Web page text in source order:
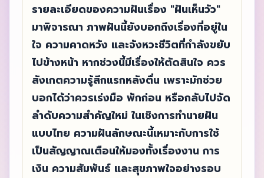
รายละเอียดของความฝันเรื่อง "ฝันเห็นวัว"
มาพิจารณา ภาพฝันนี้ยังบอกถึงเรื่องที่อยู่ใน
ใจ ความคาดหวัง และจังหวะชีวิตที่กำลังขยับ
ไปข้างหน้า หากช่วงนี้มีเรื่องให้ตัดสินใจ ควร
สังเกตความรู้สึกแรกหลังตื่น เพราะมักช่วย
บอกได้ว่าควรเร่งมือ พักก่อน หรือกลับไปจัด
ลำดับความสำคัญใหม่ ในเชิงการทำนายฝัน
แบบไทย ความฝันลักษณะนี้เหมาะกับการใช้
เป็นสัญญาณเตือนให้มองทั้งเรื่องงาน การ
เงิน ความสัมพันธ์ และสุขภาพใจอย่างรอบ